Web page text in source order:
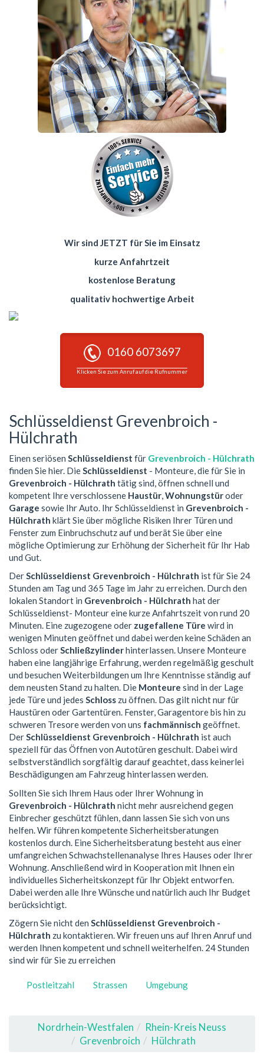
Wir sind JETZT für Sie im Einsatz
kurze Anfahrtzeit
kostenlose Beratung
qualitativ hochwertige Arbeit
0160 6073697
Klicken Sie zum Anruf auf die Rufnummer
Schlüsseldienst Grevenbroich -
Hülchrath
Einen seriösen Schlüsseldienst für Grevenbroich - Hülchrath
finden Sie hier. DieSchlüsseldienst - Monteure, die für Sie in
Grevenbroich - Hülchrath tätig sind, öffnen schnell und
kompetent Ihre verschlossene Haustür,Wohnungstüroder
Garage sowie Ihr Auto. Ihr Schlüsseldienst in Grevenbroich -
Hülchrath klärt Sie über mögliche Risiken Ihrer Türen und
Fenster zum Einbruchschutz auf und berät Sie über eine
mögliche Optimierung zur Erhöhung der Sicherheit für Ihr Hab
und Gut.
DerSchlüsseldienst Grevenbroich - Hülchrath ist für Sie 24
Stunden am Tag und 365 Tage im Jahr zu erreichen. Durch den
lokalen Standort in Grevenbroich - Hülchrath hat der
Schlüsseldienst- Monteur eine kurze Anfahrtszeit von rund 20
Minuten. Eine zugezogene oder zugefallene Türe wird in
wenigen Minuten geöffnet und dabei werden keine Schäden an
Schloss oderSchließzylinderhinterlassen. Unsere Monteure
haben eine langjährige Erfahrung, werden regelmäßig geschult
und besuchen Weiterbildungen um Ihre Kenntnisse ständig auf
dem neusten Stand zu halten. Die Monteure sind in der Lage
jede Türe und jedes Schloss zu öffnen. Das gilt nicht nur für
Haustüren oder Gartentüren. Fenster, Garagentore bis hin zu
schweren Tresore werden von uns fachmännisch geöffnet.
DerSchlüsseldienst Grevenbroich - Hülchrath ist auch
speziell für das Öffnen von Autotüren geschult. Dabei wird
selbstverständlich sorgfältig darauf geachtet, dass keinerlei
Beschädigungen am Fahrzeug hinterlassen werden.
Sollten Sie sich Ihrem Haus oder Ihrer Wohnung in
Grevenbroich - Hülchrath nicht mehr ausreichend gegen
Einbrecher geschützt fühlen, dann lassen Sie sich von uns
helfen. Wir führen kompetente Sicherheitsberatungen
kostenlos durch. Eine Sicherheitsberatung besteht aus einer
umfangreichen Schwachstellenanalyse Ihres Hauses oder Ihrer
Wohnung. Anschließend wird in Kooperation mit Ihnen ein
individuelles Sicherheitskonzept für Ihr Objekt entworfen.
Dabei werden alle Ihre Wünsche und natürlich auch Ihr Budget
berücksichtigt.
Zögern Sie nicht den Schlüsseldienst Grevenbroich -
Hülchrath zu kontaktieren. Wir freuen uns auf Ihren Anruf und
werden Ihnen kompetent und schnell weiterhelfen. 24 Stunden
sind wir für Sie zu erreichen
Postleitzahl Strassen Umgebung
Nordrhein-Westfalen
Rhein-Kreis Neuss
Grevenbroich
Hülchrath